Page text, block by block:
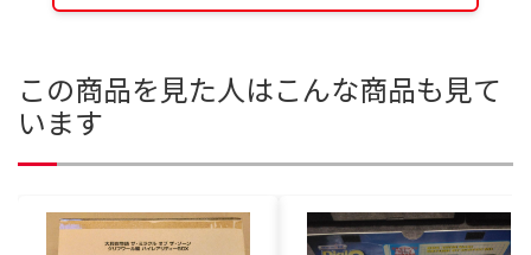
この商品を見た人はこんな商品も見て
います